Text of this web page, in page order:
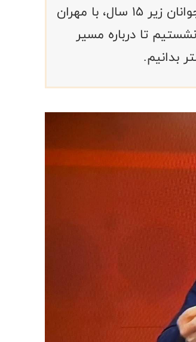
به دنبال کسب سهمیه کامل مسابقات قهرمانی جهان نوجوانان زیر ۱۵ سال، با مهران
تا درباره مسیر
بدانیم.